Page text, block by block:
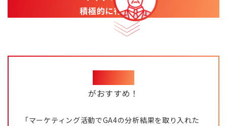
積極的に行いたい
がおすすめ！
「マーケティング活動でGA4の分析結果を取り入れた